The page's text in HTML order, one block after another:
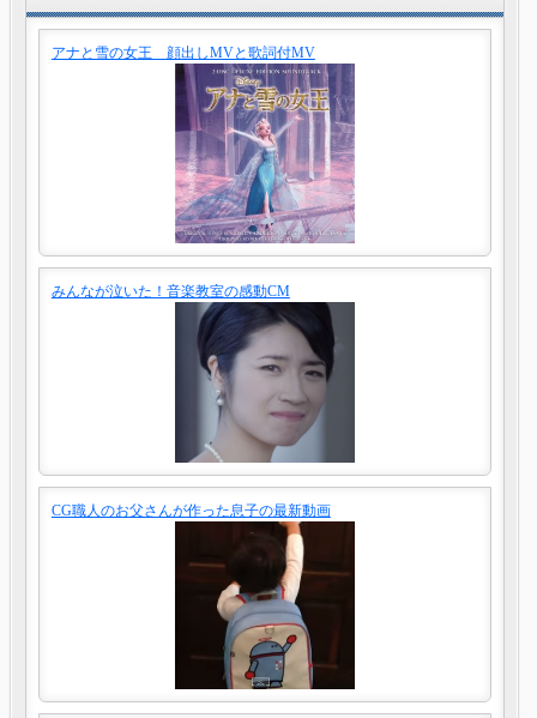
アナと雪の女王 顔出しMVと歌詞付MV
みんなが泣いた！音楽教室の感動CM
CG職人のお父さんが作った息子の最新動画